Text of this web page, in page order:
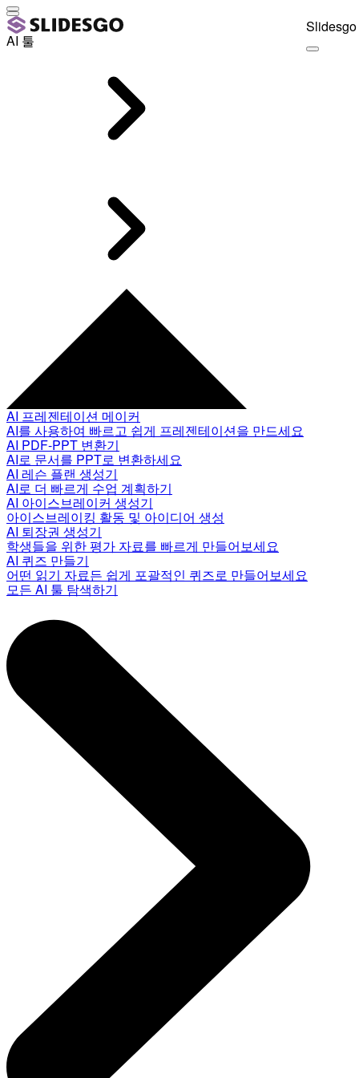
AI 툴
AI 프레젠테이션 메이커
AI를 사용하여 빠르고 쉽게 프레젠테이션을 만드세요
AI PDF-PPT 변환기
AI로 문서를 PPT로 변환하세요
AI 레슨 플랜 생성기
AI로 더 빠르게 수업 계획하기
AI 아이스브레이커 생성기
아이스브레이킹 활동 및 아이디어 생성
AI 퇴장권 생성기
학생들을 위한 평가 자료를 빠르게 만들어보세요
AI 퀴즈 만들기
어떤 읽기 자료든 쉽게 포괄적인 퀴즈로 만들어보세요
모든 AI 툴 탐색하기